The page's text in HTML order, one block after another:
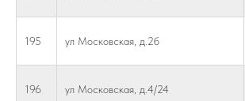
195 ул Московская, д.2б
196 ул Московская, д.4/24